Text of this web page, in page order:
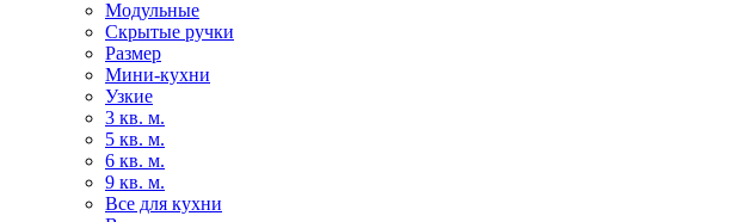
Модульные
Скрытые ручки
Размер
Мини-кухни
Узкие
3 кв. м.
5 кв. м.
6 кв. м.
9 кв. м.
Все для кухни